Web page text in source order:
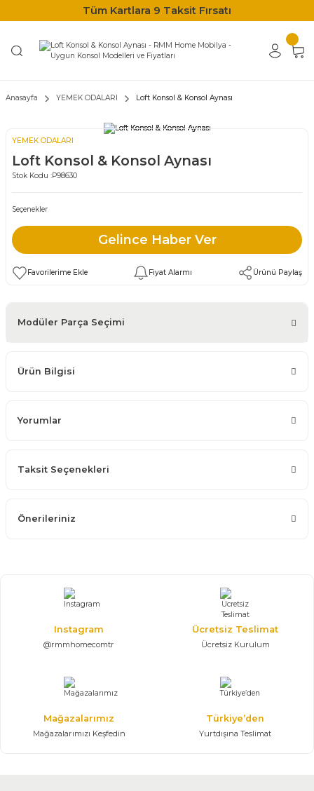
Tüm Kartlara 9 Taksit Fırsatı
Anasayfa YEMEK ODALARI Loft Konsol & Konsol Aynası
YEMEK ODALARI
Loft Konsol & Konsol Aynası
Stok Kodu :P98630
Seçenekler
Gelince Haber Ver
Fiyat Alarmı Ürünü Paylaş
Modüler Parça Seçimi
Ürün Bilgisi
Yorumlar
Taksit Seçenekleri
Önerileriniz
Instagram
@rmmhomecomtr
Ücretsiz Teslimat
Ücretsiz Kurulum
Mağazalarımız
Mağazalarımızı Keşfedin
Türkiye’den
Yurtdışına Teslimat